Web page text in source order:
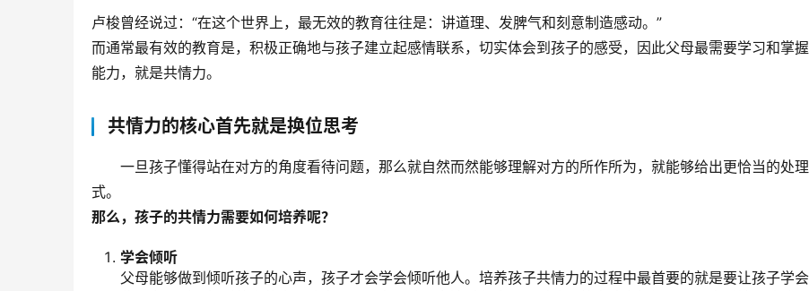
卢梭曾经说过：“在这个世界上，最无效的教育往往是：讲道理、发脾气和刻意制造感动。”
而通常最有效的教育是，积极正确地与孩子建立起感情联系，切实体会到孩子的感受，因此父母最需要学习和掌
能力，就是共情力。
共情力的核心首先就是换位思考
一旦孩子懂得站在对方的角度看待问题，那么就自然而然能够理解对方的所作所为，就能够给出更恰当的处
式。
那么，孩子的共情力需要如何培养呢？
学会倾听
父母能够做到倾听孩子的心声，孩子才会学会倾听他人。培养孩子共情力的过程中最首要的就是要让孩子学